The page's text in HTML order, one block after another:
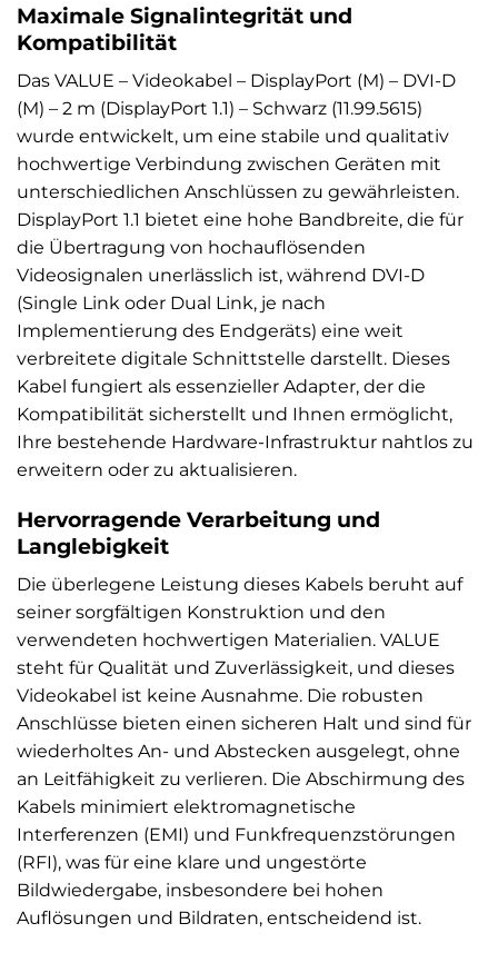
Maximale Signalintegrität und
Kompatibilität
Das VALUE – Videokabel – DisplayPort (M) – DVI-D
(M) – 2 m (DisplayPort 1.1) – Schwarz (11.99.5615)
wurde entwickelt, um eine stabile und qualitativ
hochwertige Verbindung zwischen Geräten mit
unterschiedlichen Anschlüssen zu gewährleisten.
DisplayPort 1.1 bietet eine hohe Bandbreite, die für
die Übertragung von hochauflösenden
Videosignalen unerlässlich ist, während DVI-D
(Single Link oder Dual Link, je nach
Implementierung des Endgeräts) eine weit
verbreitete digitale Schnittstelle darstellt. Dieses
Kabel fungiert als essenzieller Adapter, der die
Kompatibilität sicherstellt und Ihnen ermöglicht,
Ihre bestehende Hardware-Infrastruktur nahtlos zu
erweitern oder zu aktualisieren.
Hervorragende Verarbeitung und
Langlebigkeit
Die überlegene Leistung dieses Kabels beruht auf
seiner sorgfältigen Konstruktion und den
verwendeten hochwertigen Materialien. VALUE
steht für Qualität und Zuverlässigkeit, und dieses
Videokabel ist keine Ausnahme. Die robusten
Anschlüsse bieten einen sicheren Halt und sind für
wiederholtes An- und Abstecken ausgelegt, ohne
an Leitfähigkeit zu verlieren. Die Abschirmung des
Kabels minimiert elektromagnetische
Interferenzen (EMI) und Funkfrequenzstörungen
(RFI), was für eine klare und ungestörte
Bildwiedergabe, insbesondere bei hohen
Auflösungen und Bildraten, entscheidend ist.